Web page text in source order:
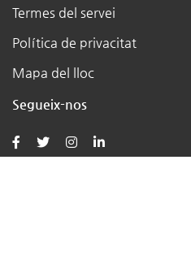
Termes del servei
Política de privacitat
Mapa del lloc
Segueix-nos